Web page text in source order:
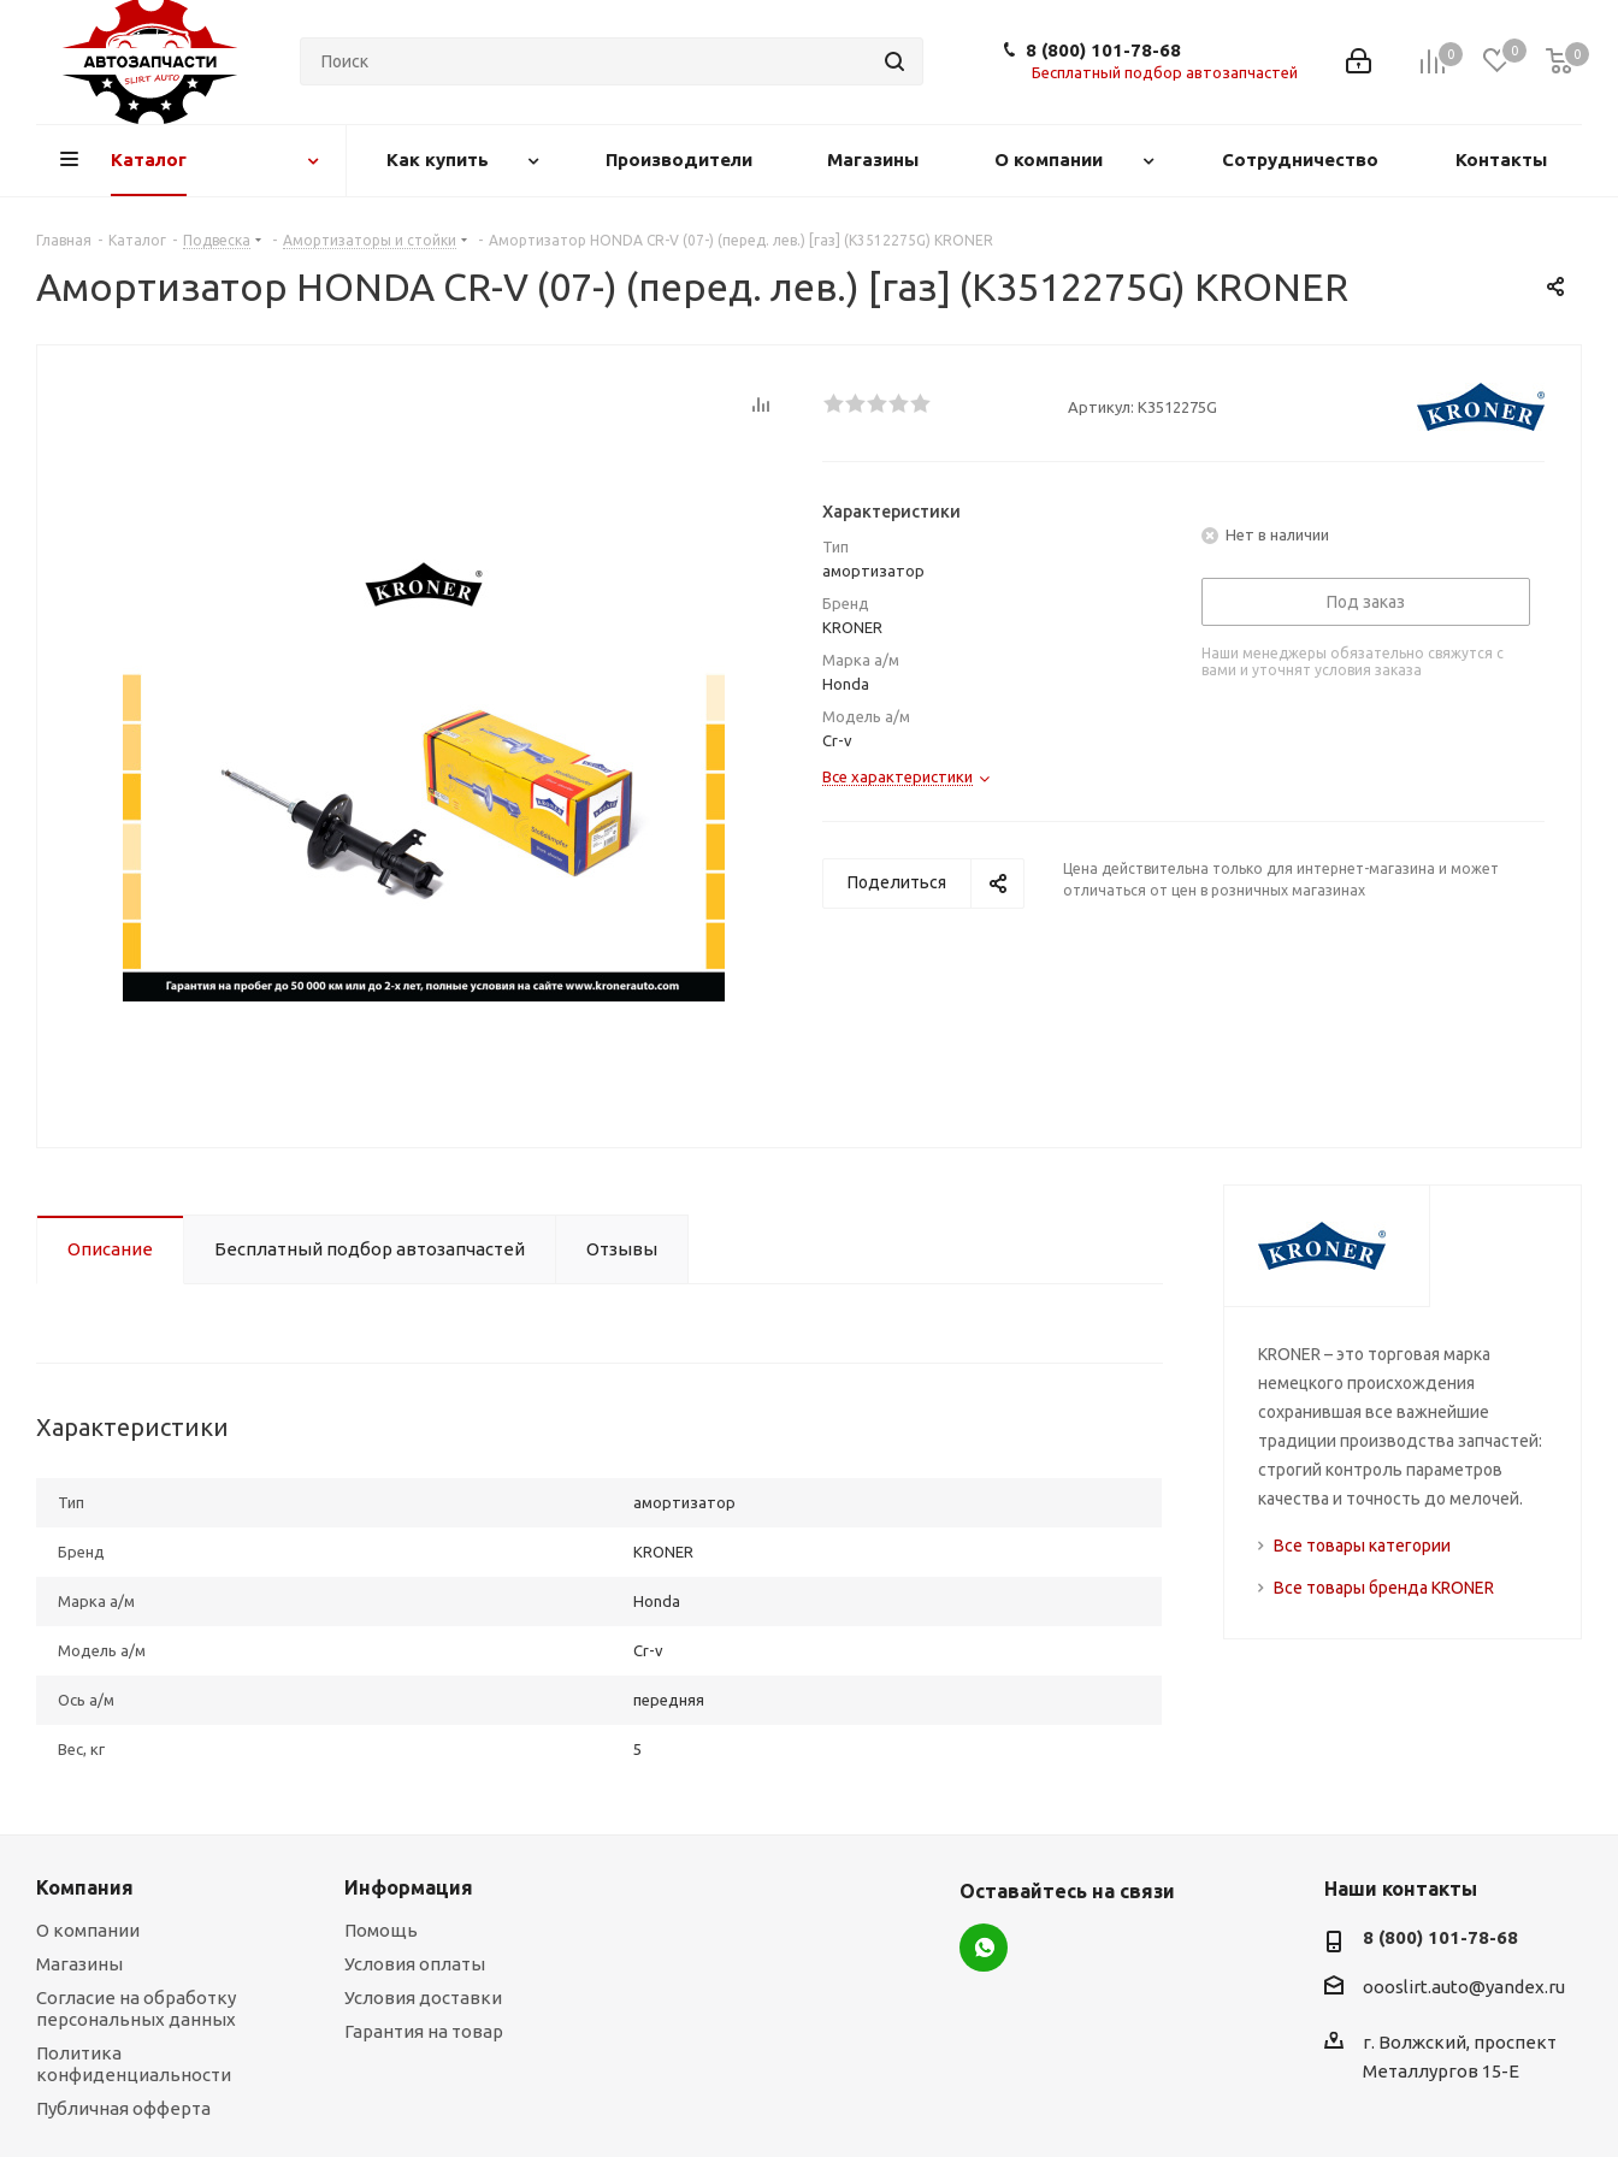
0 0 0
0
8 (800) 101-78-68
Бесплатный подбор автозапчастей
Каталог Как купить Производители Магазины О компании Сотрудничество Контакты
Главная - Каталог - Подвеска - Амортизаторы и стойки - Амортизатор HONDA CR-V (07-) (перед. лев.) [газ] (K3512275G) KRONER
Амортизатор HONDA CR-V (07-) (перед. лев.) [газ] (K3512275G) KRONER
Артикул: K3512275G
Характеристики
Тип
амортизатор
Бренд
KRONER
Марка а/м
Honda
Модель а/м
Cr-v
Все характеристики
Нет в наличии
Под заказ
Наши менеджеры обязательно свяжутся с
вами и уточнят условия заказа
Поделиться
Цена действительна только для интернет-магазина и может
отличаться от цен в розничных магазинах
Описание Бесплатный подбор автозапчастей Отзывы
Характеристики
Тип амортизатор
Бренд KRONER
Марка а/м Honda
Модель а/м Cr-v
Ось а/м передняя
Вес, кг 5
KRONER – это торговая марка
немецкого происхождения
сохранившая все важнейшие
традиции производства запчастей:
строгий контроль параметров
качества и точность до мелочей.
Все товары категории
Все товары бренда KRONER
Компания
О компании
Магазины
Согласие на обработку
персональных данных
Политика
конфиденциальности
Публичная офферта
Информация
Помощь
Условия оплаты
Условия доставки
Гарантия на товар
Оставайтесь на связи Наши контакты
8 (800) 101-78-68
oooslirt.auto@yandex.ru
г. Волжский, проспект
Металлургов 15-Е